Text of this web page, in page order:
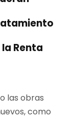
Renta
las obras
como